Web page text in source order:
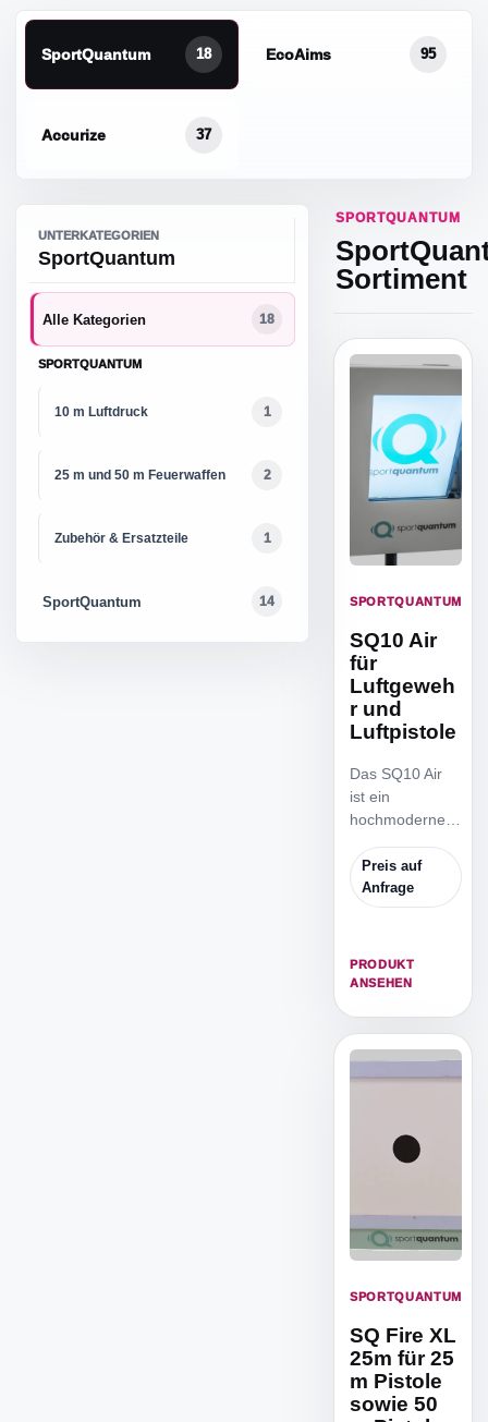
SportQuantum 18 EcoAims 95
Accurize 37
UNTERKATEGORIEN
SportQuantum
Alle Kategorien 18
SPORTQUANTUM
10 m Luftdruck 1
25 m und 50 m Feuerwaffen 2
Zubehör & Ersatzteile 1
SportQuantum 14
SPORTQUANTUM
Sortiment
SPORTQUANTUM
SQ10 Air
für
Luftgeweh
r und
Luftpistole
Das SQ10 Air
ist ein
hochmodernes
elektronisches
Schiessziel für
Luftgewehr und
Joule,
einsatzbar von
Preis auf
Anfrage
PRODUKT
ANSEHEN
SPORTQUANTUM
SQ Fire XL
25m für 25
m Pistole
sowie 50